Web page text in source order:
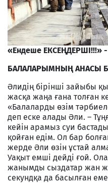
«Ендеше ЕКСЕҢДЕРШІ!!!» -
БАЛАЛАРЫМНЫҢ АНАСЫ
Әлидің бірінші зайыбы
жасқа жаңа ғана толған
«Балаларды өзім
деп еске алады Әли. –
кейін арамыз суи
қойған едім. Ол бар
жерде Әли өзін ұстай
Уақыт емші дейді ғой.
жанымды сыздатар жан
секундқа да басылған